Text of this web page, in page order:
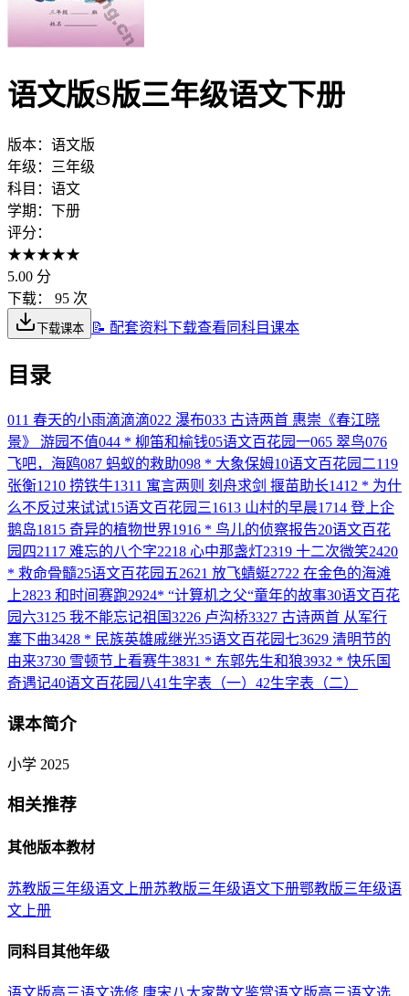
语文版S版三年级语文下册
版本： 语文版
年级：
三年级
科目： 语文
学期： 下册
评分：
★★★★★
5.00 分
下载：
95 次
下载课本 📝 配套资料下载查看同科目课本
目录
01 1 春天的小雨滴滴滴022 瀑布033 古诗两首 惠崇《春江晓
景》 游园不值044 * 柳笛和榆钱05语文百花园一065 翠鸟076
飞吧，海鸥087 蚂蚁的救助098 * 大象保姆10语文百花园二119
张衡1210 捞铁牛1311 寓言两则 刻舟求剑 揠苗助长1412 * 为什
么不反过来试试15语文百花园三1613 山村的早晨1714 登上企
鹅岛1815 奇异的植物世界1916 * 鸟儿的侦察报告20语文百花
园四21 17 难忘的八个字2218 心中那盏灯2319 十二次微笑2420
* 救命骨髓25语文百花园五2621 放飞蜻蜓2722 在金色的海滩
上2823 和时间赛跑2924* “计算机之父“童年的故事30语文百花
园六31 25 我不能忘记祖国3226 卢沟桥3327 古诗两首 从军行
塞下曲3428 * 民族英雄戚继光35语文百花园七3629 清明节的
由来3730 雪顿节上看赛牛3831 * 东郭先生和狼3932 * 快乐国
奇遇记40语文百花园八41 生字表（一） 42生字表（二）
课本简介
小学 2025
相关推荐
其他版本教材
苏教版三年级语文上册苏教版三年级语文下册鄂教版三年级语
文上册
同科目其他年级